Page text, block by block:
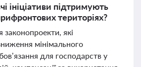
ініціативи підтримують
територіях?
які
мінімального
для господарств у